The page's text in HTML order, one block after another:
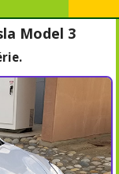
Model 3